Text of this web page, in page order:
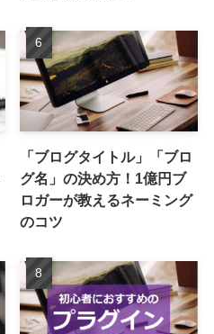
「ブログタイトル」「ブロ
グ名」の決め方！1億円ブ
ロガーが教えるネーミング
のコツ